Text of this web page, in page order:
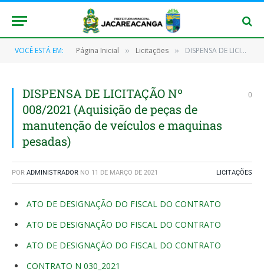
VOCÊ ESTÁ EM: Página Inicial » Licitações » DISPENSA DE LICITAÇÃO Nº 008/2021 (Aquisição de peças de manutenção de veículos e maquinas pesadas)
DISPENSA DE LICITAÇÃO Nº
008/2021 (Aquisição de peças de
manutenção de veículos e maquinas
pesadas)
0
POR ADMINISTRADOR NO 11 DE MARÇO DE 2021 LICITAÇÕES
ATO DE DESIGNAÇÃO DO FISCAL DO CONTRATO
ATO DE DESIGNAÇÃO DO FISCAL DO CONTRATO
ATO DE DESIGNAÇÃO DO FISCAL DO CONTRATO
CONTRATO N 030_2021